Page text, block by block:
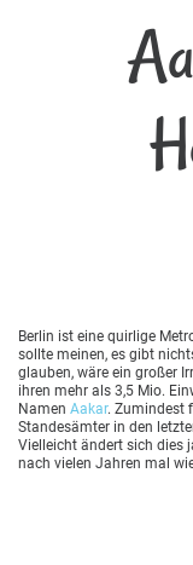
Berlin ist eine quirlige
sollte meinen, es gibt
glauben, wäre ein großer
ihren mehr als 3,5 Mio.
Namen Aakar. Zumindest
Standesämter in den
Vielleicht ändert sich dies
nach vielen Jahren mal